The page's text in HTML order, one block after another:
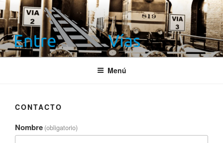
Saltar
al
contenido
ENTRE VÍAS
Información ferroviaria
Menú
CONTACTO
Nombre (obligatorio)